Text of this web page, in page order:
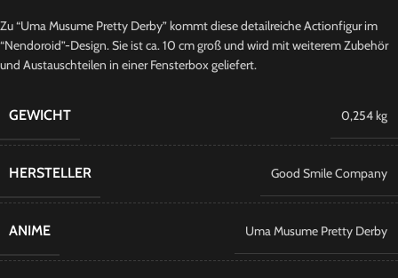
Zu “Uma Musume Pretty Derby” kommt diese detailreiche Actionfigur im
“Nendoroid”-Design. Sie ist ca. 10 cm groß und wird mit weiterem Zubehör
und Austauschteilen in einer Fensterbox geliefert.
GEWICHT 0,254 kg
HERSTELLER Good Smile Company
ANIME Uma Musume Pretty Derby